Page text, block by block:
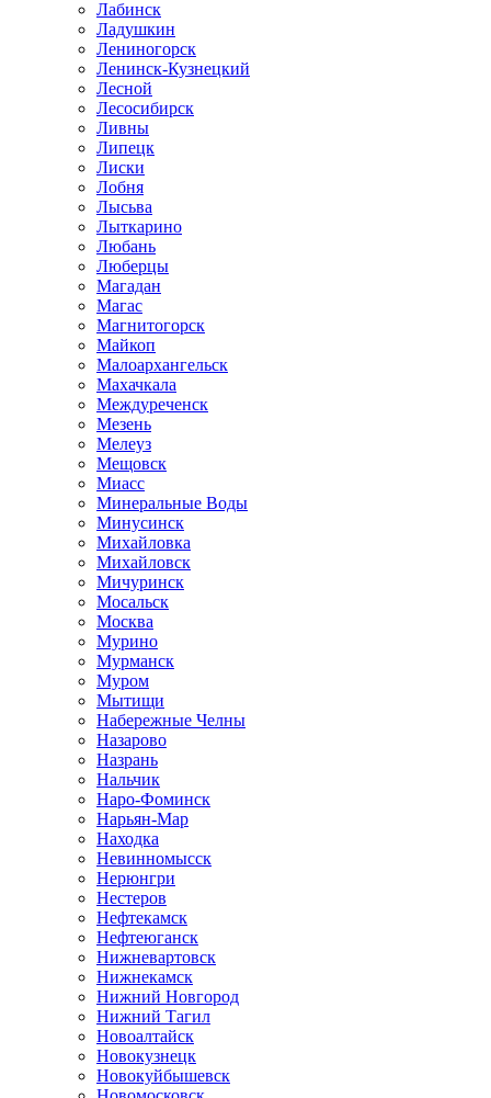
Лабинск
Ладушкин
Лениногорск
Ленинск-Кузнецкий
Лесной
Лесосибирск
Ливны
Липецк
Лиски
Лобня
Лысьва
Лыткарино
Любань
Люберцы
Магадан
Магас
Магнитогорск
Майкоп
Малоархангельск
Махачкала
Междуреченск
Мезень
Мелеуз
Мещовск
Миасс
Минеральные Воды
Минусинск
Михайловка
Михайловск
Мичуринск
Мосальск
Москва
Мурино
Мурманск
Муром
Мытищи
Набережные Челны
Назарово
Назрань
Нальчик
Наро-Фоминск
Нарьян-Мар
Находка
Невинномысск
Нерюнгри
Нестеров
Нефтекамск
Нефтеюганск
Нижневартовск
Нижнекамск
Нижний Новгород
Нижний Тагил
Новоалтайск
Новокузнецк
Новокуйбышевск